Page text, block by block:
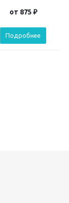
от 875 ₽
Подробнее